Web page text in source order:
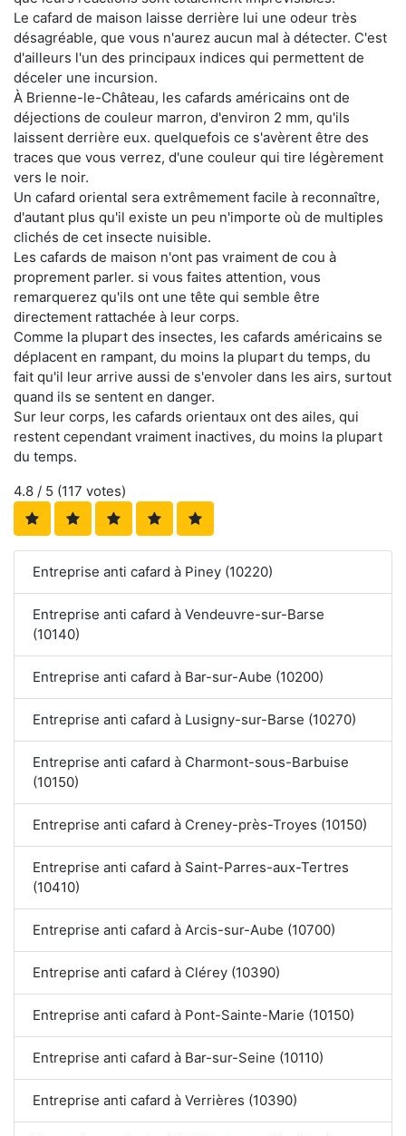
Le cafard de maison laisse derrière lui une odeur très
désagréable, que vous n'aurez aucun mal à détecter. C'est
d'ailleurs l'un des principaux indices qui permettent de
déceler une incursion.
À Brienne-le-Château, les cafards américains ont de
déjections de couleur marron, d'environ 2 mm, qu'ils
laissent derrière eux. quelquefois ce s'avèrent être des
traces que vous verrez, d'une couleur qui tire légèrement
vers le noir.
Un cafard oriental sera extrêmement facile à reconnaître,
d'autant plus qu'il existe un peu n'importe où de multiples
clichés de cet insecte nuisible.
Les cafards de maison n'ont pas vraiment de cou à
proprement parler. si vous faites attention, vous
remarquerez qu'ils ont une tête qui semble être
directement rattachée à leur corps.
Comme la plupart des insectes, les cafards américains se
déplacent en rampant, du moins la plupart du temps, du
fait qu'il leur arrive aussi de s'envoler dans les airs, surtout
quand ils se sentent en danger.
Sur leur corps, les cafards orientaux ont des ailes, qui
restent cependant vraiment inactives, du moins la plupart
du temps.
4.8 / 5 (117 votes)
Entreprise anti cafard à Piney (10220)
Entreprise anti cafard à Vendeuvre-sur-Barse
(10140)
Entreprise anti cafard à Bar-sur-Aube (10200)
Entreprise anti cafard à Lusigny-sur-Barse (10270)
Entreprise anti cafard à Charmont-sous-Barbuise
(10150)
Entreprise anti cafard à Creney-près-Troyes (10150)
Entreprise anti cafard à Saint-Parres-aux-Tertres
(10410)
Entreprise anti cafard à Arcis-sur-Aube (10700)
Entreprise anti cafard à Clérey (10390)
Entreprise anti cafard à Pont-Sainte-Marie (10150)
Entreprise anti cafard à Bar-sur-Seine (10110)
Entreprise anti cafard à Verrières (10390)